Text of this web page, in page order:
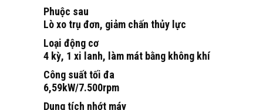
Phuộc sau
Lò xo trụ đơn, giảm chấn thủy lực
Loại động cơ
4 kỳ, 1 xi lanh, làm mát bằng không khí
Công suất tối đa
6,59kW/7.500rpm
Dung tích nhớt máy